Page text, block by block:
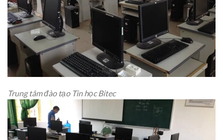
Trung tâm đào tạo Tin học Bitec